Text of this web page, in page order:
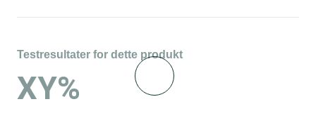
Testresultater for dette produkt
XY%